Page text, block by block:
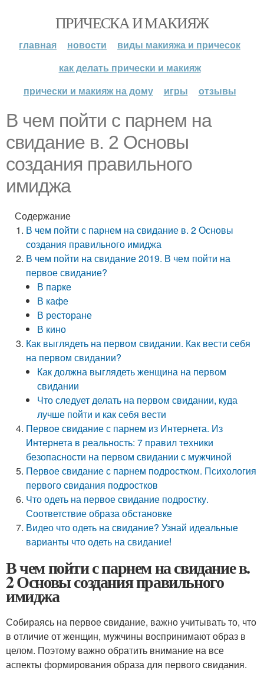
ПРИЧЕСКА И МАКИЯЖ
главная новости
виды макияжа и причесок
как делать прически и макияж
прически и макияж на дому
игры отзывы
В чем пойти с парнем на
свидание в. 2 Основы
создания правильного
имиджа
Содержание
В чем пойти с парнем на свидание в. 2 Основы
создания правильного имиджа
В чем пойти на свидание 2019. В чем пойти на
первое свидание?
В парке
В кафе
В ресторане
В кино
Как выглядеть на первом свидании. Как вести себя
на первом свидании?
Как должна выглядеть женщина на первом
свидании
Что следует делать на первом свидании, куда
лучше пойти и как себя вести
Первое свидание с парнем из Интернета. Из
Интернета в реальность: 7 правил техники
безопасности на первом свидании с мужчиной
Первое свидание с парнем подростком. Психология
первого свидания подростков
Что одеть на первое свидание подростку.
Соответствие образа обстановке
Видео что одеть на свидание? Узнай идеальные
варианты что одеть на свидание!
В чем пойти с парнем на свидание в.
2 Основы создания правильного
имиджа
Собираясь на первое свидание, важно учитывать то, что
в отличие от женщин, мужчины воспринимают образ в
целом. Поэтому важно обратить внимание на все
аспекты формирования образа для первого свидания.